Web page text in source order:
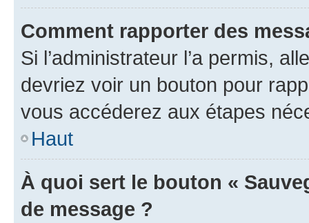
Comment rapporter des
Si l’administrateur l’a permis,
devriez voir un bouton pour
vous accéderez aux étapes
Haut
À quoi sert le bouton «
de message ?